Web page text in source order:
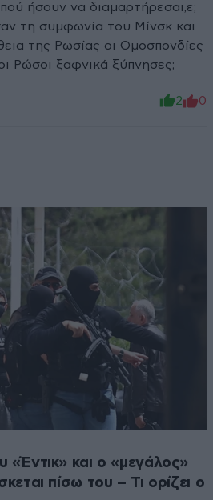
ήσουν να διαμαρτήρεσαι,ε;
τη συμφωνία του Μίνσκ και
της Ρωσίας οι Ομοσπονδίες
Ρώσοι ξαφνικά ξύπνησες;
2 0
«Έντικ» και ο «μεγάλος»
πίσω του – Τι ορίζει ο